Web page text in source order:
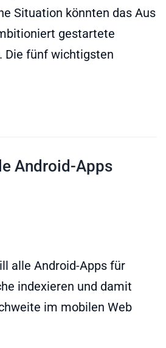
Situation könnten das Aus
gestartete
Die fünf wichtigsten
Android-Apps
alle Android-Apps für
indexieren und damit
im mobilen Web